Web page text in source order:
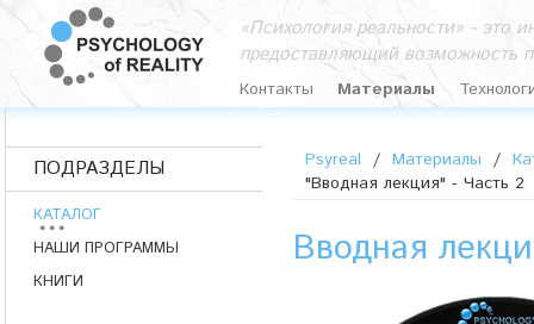
«Психология реальности» - это
предоставляющий возможность
Контакты Материалы
ПОДРАЗДЕЛЫ
КАТАЛОГ
НАШИ ПРОГРАММЫ
КНИГИ
Psyreal / Материалы /
"Вводная лекция" - Часть 2
Вводная